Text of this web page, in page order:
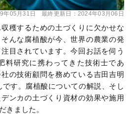
年05月31日 最終更新日： 2024年03月06日
穫するための土づくりに欠かせな
んな腐植酸が今、世界の農業の発
目されています。今回お話を伺う
料研究に携わってきた技術士であ
の技術顧問を務めている吉田吉明
です。腐植酸についての解説、そし
ンカの土づくり資材の効果や施用
きました。